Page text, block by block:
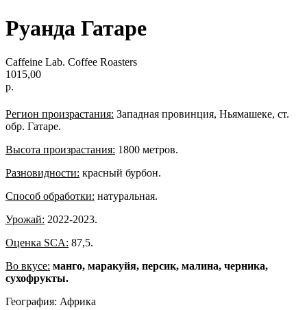
Руанда Гатаре
Caffeine Lab. Coffee Roasters
1015,00
р.
Регион произрастания: Западная провинция, Ньямашеке, ст.
обр. Гатаре.
Высота произрастания: 1800 метров.
Разновидности: красный бурбон.
Способ обработки: натуральная.
Урожай: 2022-2023.
Оценка SCA: 87,5.
Во вкусе: манго, маракуйя, персик, малина, черника,
сухофрукты.
География: Африка